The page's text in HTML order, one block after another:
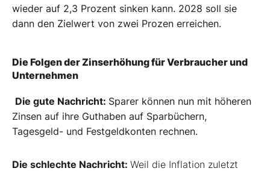
wieder auf 2,3 Prozent sinken kann. 2028 soll sie
dann den Zielwert von zwei Prozen erreichen.
Die Folgen der Zinserhöhung für Verbraucher und
Unternehmen
Die gute Nachricht: Sparer können nun mit höheren
Zinsen auf ihre Guthaben auf Sparbüchern,
Tagesgeld- und Festgeldkonten rechnen.
Die schlechte Nachricht: Weil die Inflation zuletzt